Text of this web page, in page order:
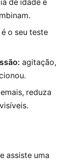
de idade e
é o seu teste
agitação,
reduza
assiste uma